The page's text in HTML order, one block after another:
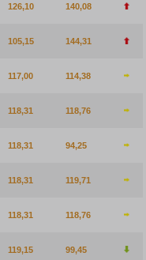
126,10 140,08
105,15 144,31
117,00 114,38
118,31 118,76
118,31 94,25
118,31 119,71
118,31 118,76
119,15 99,45